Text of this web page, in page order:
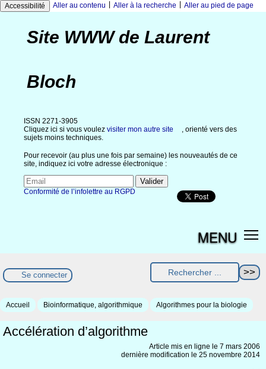
Accessibilité Aller au contenu Aller à la recherche Aller au pied de page
Site WWW de Laurent
Bloch
ISSN 2271-3905
Cliquez ici si vous voulez visiter mon autre site
, orienté vers des
sujets moins techniques.
Pour recevoir (au plus une fois par semaine) les nouveautés de ce
site, indiquez ici votre adresse électronique :
Conformité de l’infolettre au RGPD
MENU
Se connecter
Accueil Bioinformatique, algorithmique Algorithmes pour la biologie
Accélération d’algorithme
Article mis en ligne le 7 mars 2006
dernière modification le 25 novembre 2014